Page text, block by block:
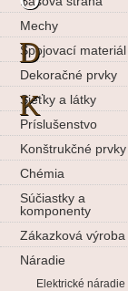
Mechy
Spojovací materiál
Dekoračné prvky
Sieťky a látky
Príslušenstvo
Konštrukčné prvky
Chémia
Súčiastky a
komponenty
Zákazková výroba
Náradie
Elektrické náradie
D
K